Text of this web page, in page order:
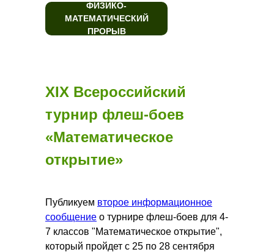
ФИЗИКО-
МАТЕМАТИЧЕСКИЙ
ПРОРЫВ
XIX Всероссийский
турнир флеш-боев
«Математическое
открытие»
Публикуем второе информационное
сообщение о турнире флеш-боев для 4-
7 классов "Математическое открытие",
который пройдет с 25 по 28 сентября